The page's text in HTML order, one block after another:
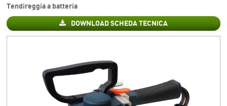
Tendireggia a batteria
DOWNLOAD SCHEDA TECNICA